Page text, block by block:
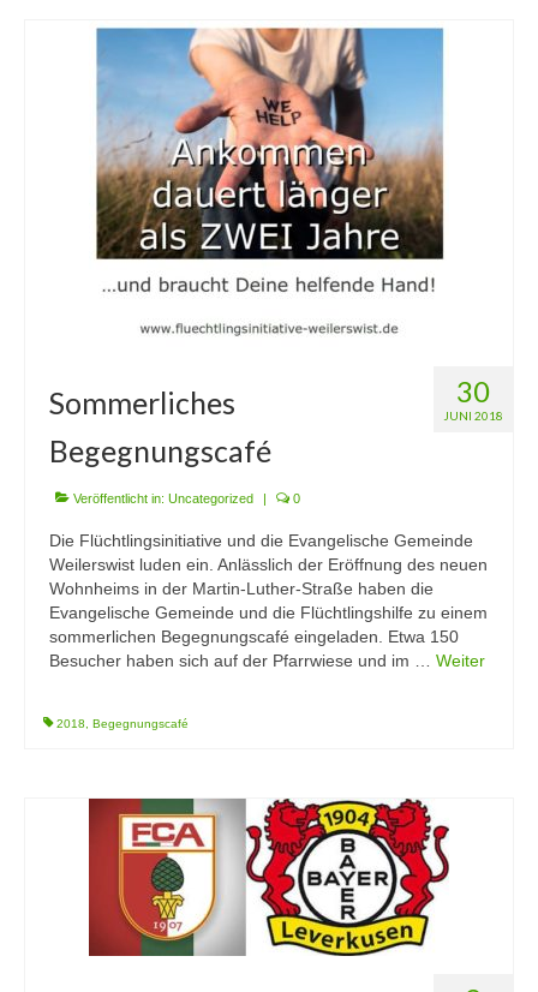
30
JUNI 2018
Sommerliches
Begegnungscafé
Veröffentlicht in: Uncategorized | 0
Die Flüchtlingsinitiative und die Evangelische Gemeinde
Weilerswist luden ein. Anlässlich der Eröffnung des neuen
Wohnheims in der Martin-Luther-Straße haben die
Evangelische Gemeinde und die Flüchtlingshilfe zu einem
sommerlichen Begegnungscafé eingeladen. Etwa 150
Besucher haben sich auf der Pfarrwiese und im … Weiter
2018 Begegnungscafé